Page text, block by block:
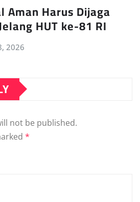
Aman Harus Dijaga
HUT ke-81 RI
2026
not be published.
*